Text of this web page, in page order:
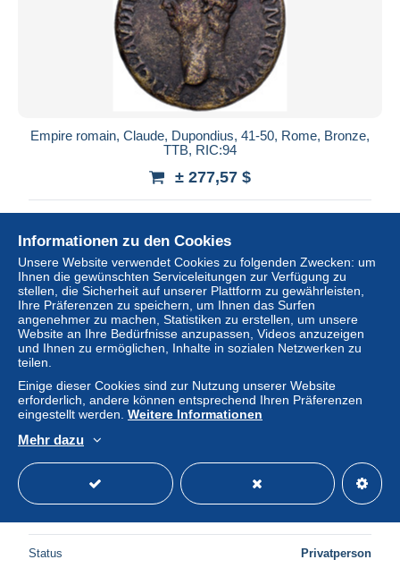
Empire romain, Claude, Dupondius, 41-50, Rome, Bronze,
TTB, RIC:94
± 277,57 $
ROME - NERON - 66 AD - As - Victoire avec bouclier
SPQR - GERMANICVS - 29-045
Status Privatperson
Informationen zu den Cookies
Unsere Website verwendet Cookies zu folgenden Zwecken: um
Ihnen die gewünschten Serviceleitungen zur Verfügung zu
stellen, die Sicherheit auf unserer Plattform zu gewährleisten,
Ihre Präferenzen zu speichern, um Ihnen das Surfen
angenehmer zu machen, Statistiken zu erstellen, um unsere
Website an Ihre Bedürfnisse anzupassen, Videos anzuzeigen
und Ihnen zu ermöglichen, Inhalte in sozialen Netzwerken zu
teilen.
Einige dieser Cookies sind zur Nutzung unserer Website
erforderlich, andere können entsprechend Ihren Präferenzen
eingestellt werden. Weitere Informationen
Mehr dazu